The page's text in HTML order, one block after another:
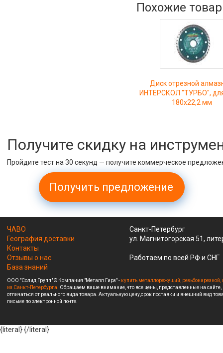
Похожие
Диск отрезной
ИНТЕРСКОЛ "ТУРБО",
180х22,2 мм
Получите скидку на
Пройдите тест на 30 секунд — получите коммерческое
Получить предложение
ЧАВО
География доставки
Контакты
Отзывы о нас
База знаний
Санкт-Петербург
ул. Магнитогорская 51,
Работаем по всей РФ и СНГ
ООО "Солид Групп" © Компания "Металл Гирз" - купить металлорежущий,
из Санкт-Петербурга. Обращаем ваше внимание, что все цены, представленные на
отличаться от реального вида товара. Актуальную цену,срок поставки и внешний вид
письме по электронной почте.
{literal}{/literal}